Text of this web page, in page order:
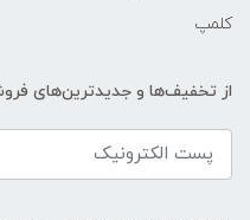
کلمپ
از تخفیف‌ها و جدیدترین‌های